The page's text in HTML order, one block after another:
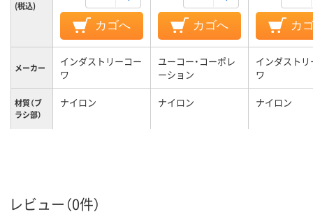
(税込)
カゴへ カゴへ カ
メーカー
インダストリーコー
ワ
ユーコー・コーポレ
ーション
インダスト
ワ
材質（ブ
ラシ部）
ナイロン ナイロン ナイロン
レビュー（0件）